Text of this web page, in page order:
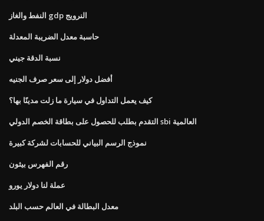
النفط والغاز gdp النرويج
حاسبة معدل الضريبة المعدلة
نسبة الدقة جيني
أفضل دولار إلى سعر صرف الجنيه
كيف يعمل التداول في سيارة ما زلت مدينًا بها؟
التقدم بطلب للحصول على بطاقة الخصم الدولي sbi العالمية
نموذج الرسم البياني للحسابات لشركة كبيرة
رقم الفهرس بيثون
عملة لنا دولار يورو
معدل البطالة في العالم حسب البلد